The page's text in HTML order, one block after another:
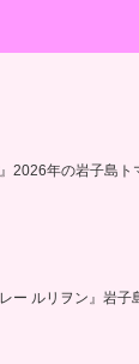
2026年の岩子島ト
ー ルリヲン』岩子